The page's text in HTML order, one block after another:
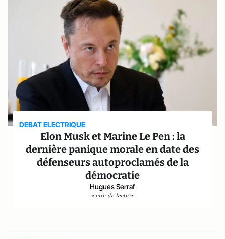
DEBAT ELECTRIQUE
Elon Musk et Marine Le Pen : la
dernière panique morale en date des
défenseurs autoproclamés de la
démocratie
Hugues Serraf
2 min de lecture